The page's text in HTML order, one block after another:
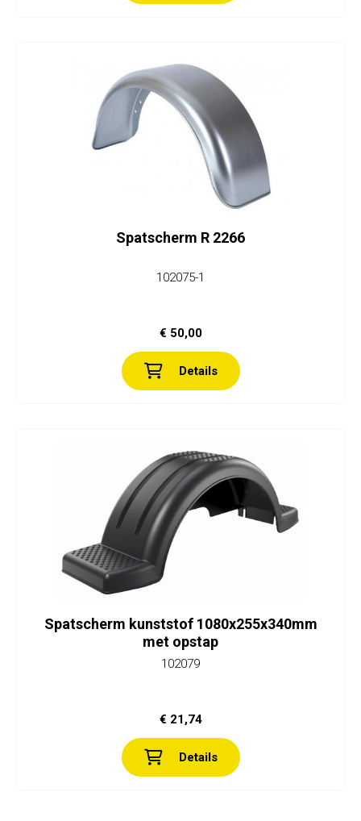
Spatscherm R 2266
102075-1
€ 50,00
Details
Spatscherm kunststof 1080x255x340mm
met opstap
102079
€ 21,74
Details